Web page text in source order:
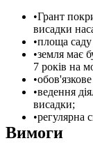
Грант
висадки
площа саду
земля має
7 років на
ведення
висадки;
регулярна
Вимоги